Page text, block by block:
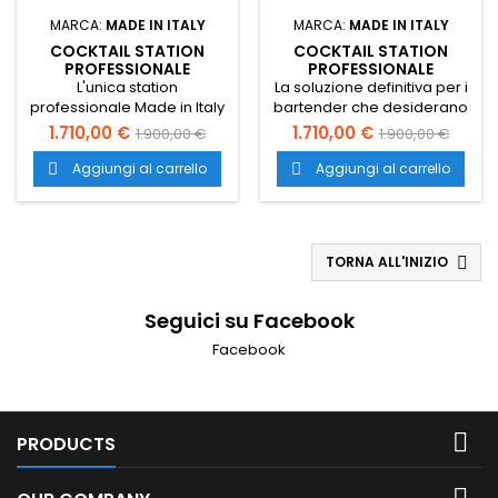
MARCA: MADE IN ITALY
COCKTAIL STATION
PROFESSIONALE
REFRIGERATA - 12
BOTTIGLIE E 2 RISERVE
L'unica station
professionale Made in Italy
in acciaio inox, con riserva
sottostante refrigerata e
capacità per 12 bottiglie e
ghiaccio. Completa di 3
vaschette GN 1/6 per
1.710,00 € 1.900,00 €
 Aggiungi al carrello
MARCA: MADE IN ITALY
COCKTAIL STATION
PROFESSIONALE
REFRIGERATA IN ACCIAIO
INOX - MADE IN ITALY
La soluzione definitiva per i
bartender che desiderano
servire cocktail
impeccabili, con ingredienti
e bevande sempre alla
temperatura perfetta
(+2°C / +10°C).
1.710,00 € 1.900,00 €
 Aggiungi al carrello
TORNA ALL'INIZIO 
Seguici su Facebook
Facebook
PRODUCTS 